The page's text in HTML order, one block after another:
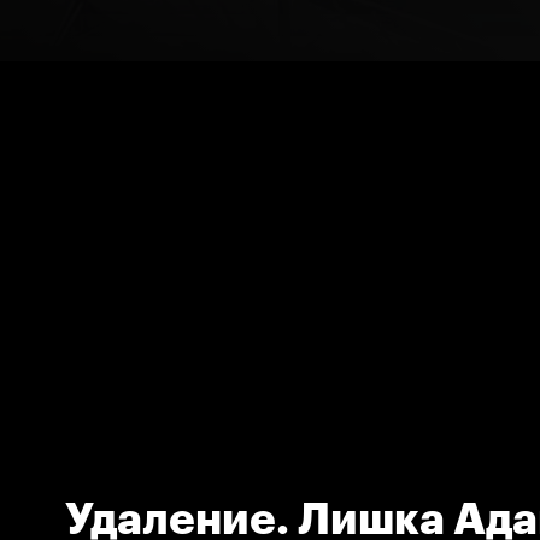
Удаление. Лишка